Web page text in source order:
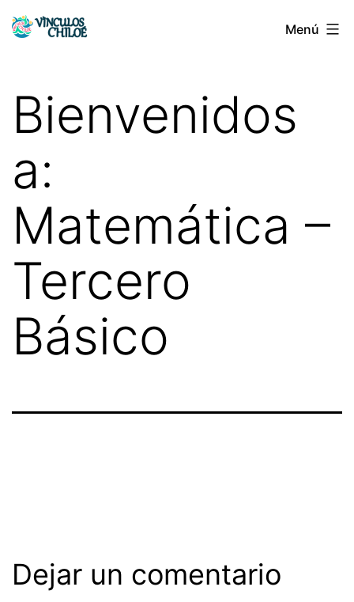
Saltar
Vínculos
Menú
Bienvenidos
a:
Matemática –
Tercero
Básico
Dejar un comentario